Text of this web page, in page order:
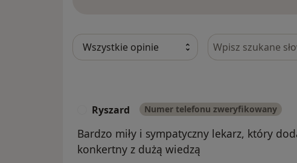
Szukaj w opiniach
Ryszard Numer telefonu zweryfikowany
Bardzo miły i sympatyczny lekarz, który
konkertny z dużą wiedzą